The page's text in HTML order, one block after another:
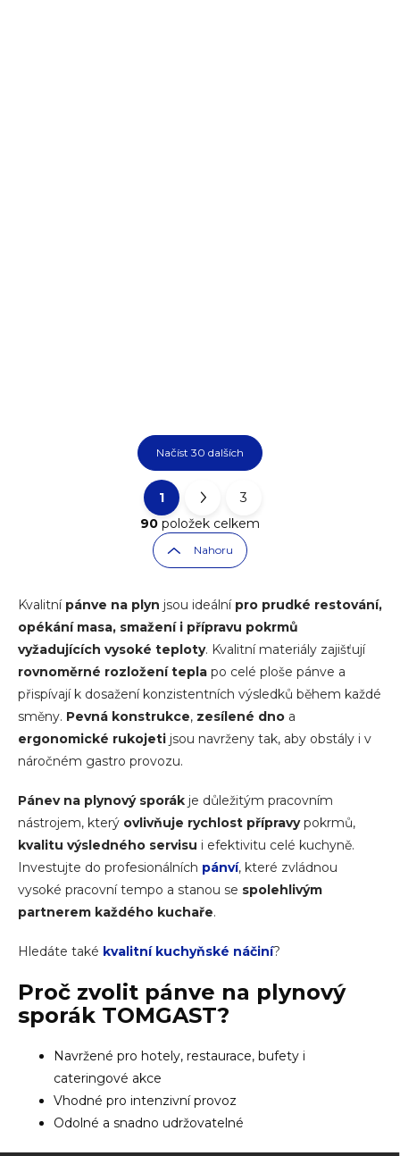
Ovládací prvky výpisu
Načíst 30 dalších
Stránkování
1
3
90 položek celkem
Nahoru
Kvalitní pánve na plyn jsou ideální pro prudké restování,
opékání masa, smažení i přípravu pokrmů
vyžadujících vysoké teploty. Kvalitní materiály zajišťují
rovnoměrné rozložení tepla po celé ploše pánve a
přispívají k dosažení konzistentních výsledků během každé
směny. Pevná konstrukce, zesílené dno a
ergonomické rukojeti jsou navrženy tak, aby obstály i v
náročném gastro provozu.
Pánev na plynový sporák je důležitým pracovním
nástrojem, který ovlivňuje rychlost přípravypokrmů,
kvalitu výsledného servisu i efektivitu celé kuchyně.
Investujte do profesionálních pánví, které zvládnou
vysoké pracovní tempo a stanou se spolehlivým
partnerem každého kuchaře.
Hledáte také kvalitní kuchyňské náčiní?
Proč zvolit pánve na plynový
sporák TOMGAST?
Navržené pro hotely, restaurace, bufety i
cateringové akce
Vhodné pro intenzivní provoz
Odolné a snadno udržovatelné